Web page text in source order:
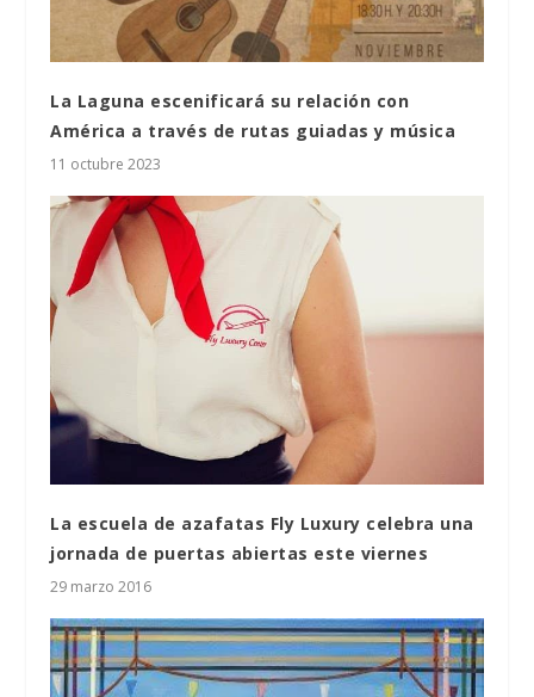
La Laguna escenificará su relación con
América a través de rutas guiadas y música
11 octubre 2023
La escuela de azafatas Fly Luxury celebra una
jornada de puertas abiertas este viernes
29 marzo 2016